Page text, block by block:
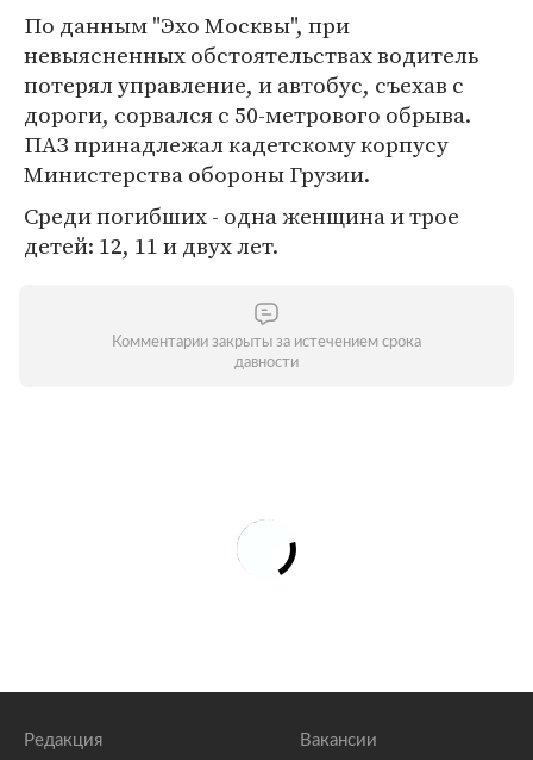
По данным "Эхо Москвы", при
невыясненных обстоятельствах водитель
потерял управление, и автобус, съехав с
дороги, сорвался с 50-метрового обрыва.
ПАЗ принадлежал кадетскому корпусу
Министерства обороны Грузии.
Среди погибших - одна женщина и трое
детей: 12, 11 и двух лет.
Комментарии закрыты за истечением срока
давности
Редакция Вакансии